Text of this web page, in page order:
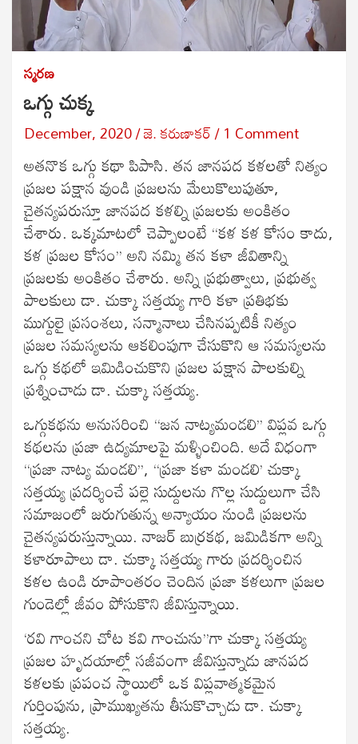
స్మరణ
ఒగ్గు చుక్క
December, 2020 జె. కరుణాకర్‍ 1 Comment
అతనొక ఒగ్గు కథా పిపాసి. తన జానపద కళలతో నిత్యం
ప్రజల పక్షాన వుండి ప్రజలను మేలుకొలుపుతూ,
చైతన్యపరుస్తూ జానపద కళల్ని ప్రజలకు అంకితం
చేశారు. ఒక్కమాటలో చెప్పాలంటే ‘‘కళ కళ కోసం కాదు,
కళ ప్రజల కోసం’’ అని నమ్మి తన కళా జీవితాన్ని
ప్రజలకు అంకితం చేశారు. అన్ని ప్రభుత్వాలు, ప్రభుత్వ
పాలకులు డా. చుక్కా సత్తయ్య గారి కళా ప్రతిభకు
ముగ్దులై ప్రసంశలు, సన్మానాలు చేసినప్పటికీ నిత్యం
ప్రజల సమస్యలను ఆకలింపుగా చేసుకొని ఆ సమస్యలను
ఒగ్గు కథలో ఇమిడించుకొని ప్రజల పక్షాన పాలకుల్ని
ప్రశ్నించాడు డా. చుక్కా సత్తయ్య.
ఒగ్గుకథను అనుసరించి ‘‘జన నాట్యమండలి’’ విప్లవ ఒగ్గు
కథలను ప్రజా ఉద్యమాలపై మళ్ళించింది. అదే విధంగా
‘‘ప్రజా నాట్య మండలి’’, ‘‘ప్రజా కళా మండలి’ చుక్కా
సత్తయ్య ప్రదర్శించే పల్లె సుద్దులను గొల్ల సుద్దులుగా చేసి
సమాజంలో జరుగుతున్న అన్యాయం నుండి ప్రజలను
చైతన్యపరుస్తున్నాయి. నాజర్‍ బుర్రకథ, జమిడికగా అన్ని
కళారూపాలు డా. చుక్కా సత్తయ్య గారు ప్రదర్శించిన
కళల ఉండి రూపాంతరం చెందిన ప్రజా కళలుగా ప్రజల
గుండెల్లో జీవం పోసుకొని జీవిస్తున్నాయి.
‘రవి గాంచని చోట కవి గాంచును’’గా చుక్కా సత్తయ్య
ప్రజల హృదయాల్లో సజీవంగా జీవిస్తున్నాడు జానపద
కళలకు ప్రపంచ స్థాయిలో ఒక విప్లవాత్మకమైన
గుర్తింపును, ప్రాముఖ్యతను తీసుకొచ్చాడు డా. చుక్కా
సత్తయ్య.